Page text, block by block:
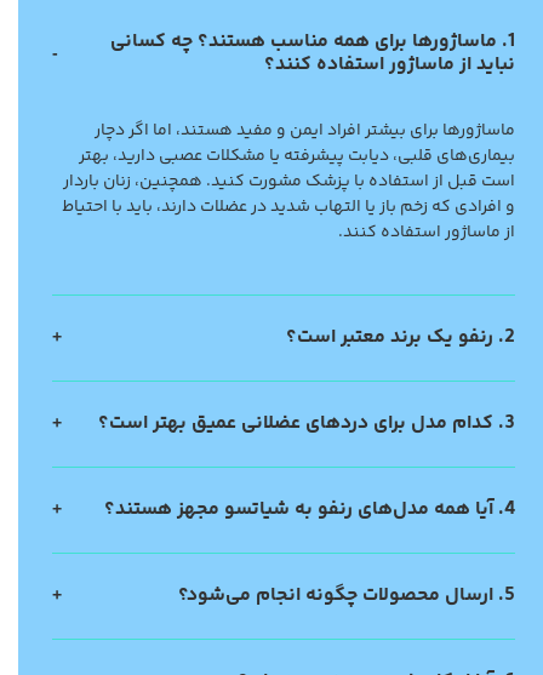
1. ماساژورها برای همه مناسب هستند؟ چه کسانی
نباید از ماساژور استفاده کنند؟
از ماساژور استفاده کنند.
2. رنفو یک برند معتبر است؟
3. کدام مدل برای دردهای عضلانی عمیق بهتر است؟
4. آیا همه مدل‌های رنفو به شیاتسو مجهز هستند؟
5. ارسال محصولات چگونه انجام می‌شود؟